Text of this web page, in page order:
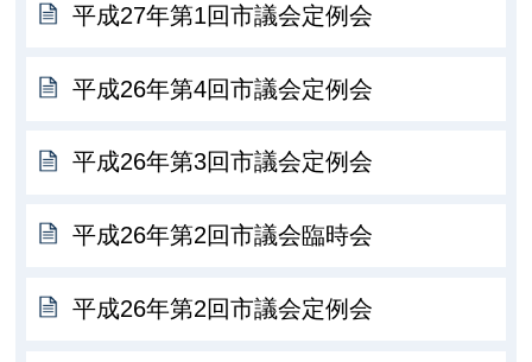
平成27年第1回市議会定例会
平成26年第4回市議会定例会
平成26年第3回市議会定例会
平成26年第2回市議会臨時会
平成26年第2回市議会定例会